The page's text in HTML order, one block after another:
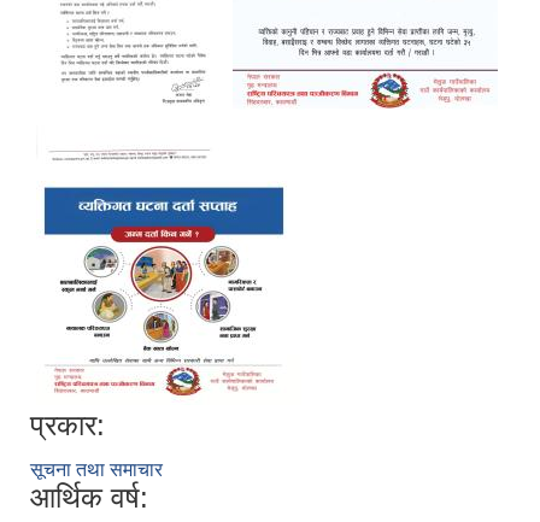
प्रकार:
सूचना तथा समाचार
आर्थिक वर्ष: